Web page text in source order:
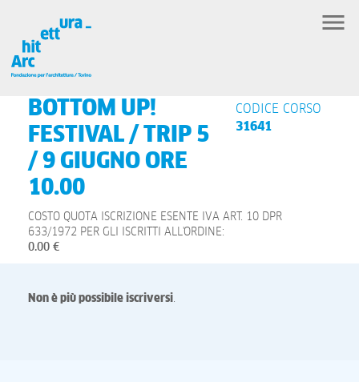
CODICE CORSO
31641
BOTTOM UP!
FESTIVAL / TRIP 5
/ 9 GIUGNO ORE
10.00
COSTO QUOTA ISCRIZIONE ESENTE IVA ART. 10 DPR
633/1972 PER GLI ISCRITTI ALL'ORDINE:
0.00 €
Non è più possibile iscriversi .